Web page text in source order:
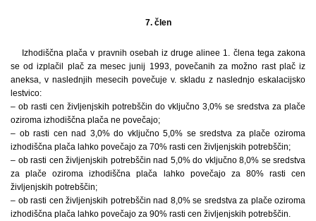
7. člen
Izhodiščna plača v pravnih osebah iz druge alinee 1. člena tega zakona
se od izplačil plač za mesec junij 1993, povečanih za možno rast plač iz
aneksa, v naslednjih mesecih povečuje v. skladu z naslednjo eskalacijsko
lestvico:
– ob rasti cen življenjskih potrebščin do vključno 3,0% se sredstva za plače
oziroma izhodiščna plača ne povečajo;
– ob rasti cen nad 3,0% do vključno 5,0% se sredstva za plače oziroma
izhodiščna plača lahko povečajo za 70% rasti cen življenjskih potrebščin;
– ob rasti cen življenjskih potrebščin nad 5,0% do vključno 8,0% se sredstva
za plače oziroma izhodiščna plača lahko povečajo za 80% rasti cen
življenjskih potrebščin;
– ob rasti cen življenjskih potrebščin nad 8,0% se sredstva za plače oziroma
izhodiščna plača lahko povečajo za 90% rasti cen življenjskih potrebščin.